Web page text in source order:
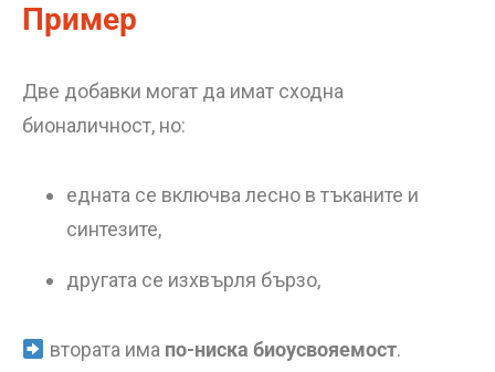
Пример
Две добавки могат да имат сходна
бионаличност, но:
едната се включва лесно в тъканите и
синтезите,
другата се изхвърля бързо,
втората има по-ниска биоусвояемост.